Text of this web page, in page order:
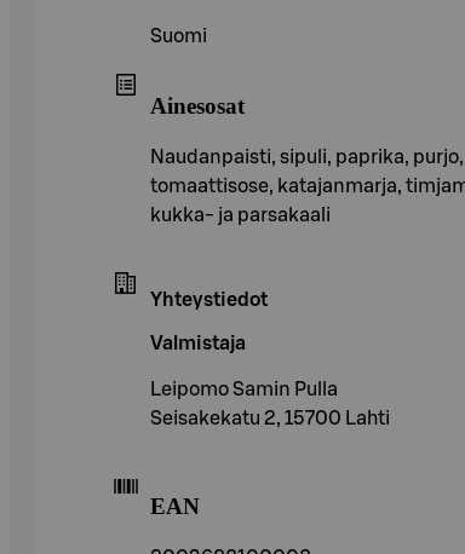
Suomi
Ainesosat
Naudanpaisti, sipuli, paprika,
tomaattisose, katajanmarja,
kukka- ja parsakaali
Yhteystiedot
Valmistaja
Leipomo Samin Pulla
Seisakekatu 2, 15700 Lahti
EAN